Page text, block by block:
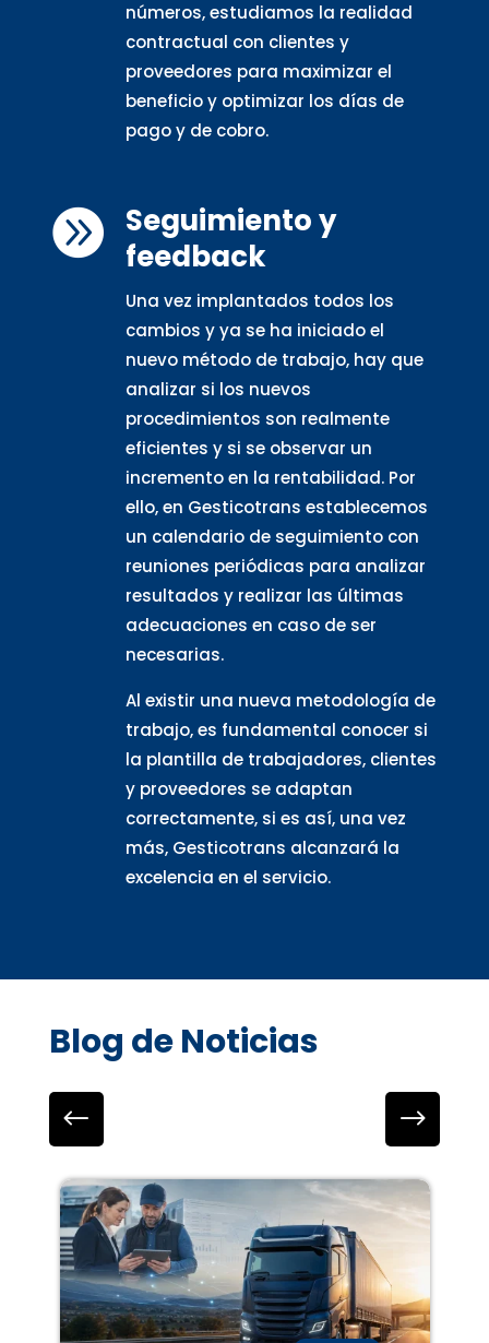
números, estudiamos la realidad
contractual con clientes y
proveedores para maximizar el
beneficio y optimizar los días de
pago y de cobro.
 Seguimiento y
feedback
Una vez implantados todos los
cambios y ya se ha iniciado el
nuevo método de trabajo, hay que
analizar si los nuevos
procedimientos son realmente
eficientes y si se observar un
incremento en la rentabilidad. Por
ello, en Gesticotrans establecemos
un calendario de seguimiento con
reuniones periódicas para analizar
resultados y realizar las últimas
adecuaciones en caso de ser
necesarias.
Al existir una nueva metodología de
trabajo, es fundamental conocer si
la plantilla de trabajadores, clientes
y proveedores se adaptan
correctamente, si es así, una vez
más, Gesticotrans alcanzará la
excelencia en el servicio.
Blog de Noticias